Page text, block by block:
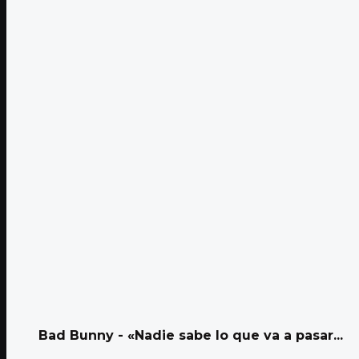
Bad Bunny - «Nadie sabe lo que va a pasar...